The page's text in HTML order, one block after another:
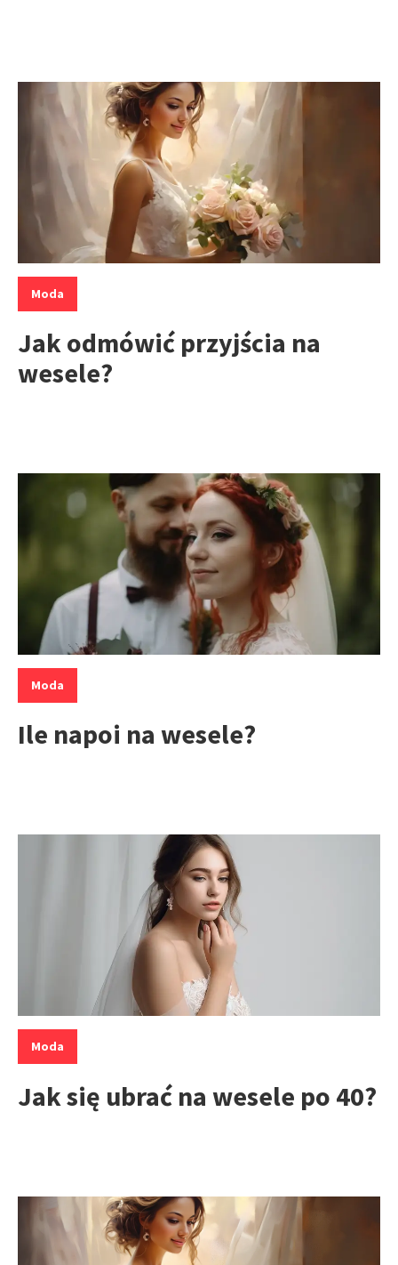
Kategorie:
Moda
Jak odmówić przyjścia na
wesele?
Kategorie:
Moda
Ile napoi na wesele?
Kategorie:
Moda
Jak się ubrać na wesele po 40?